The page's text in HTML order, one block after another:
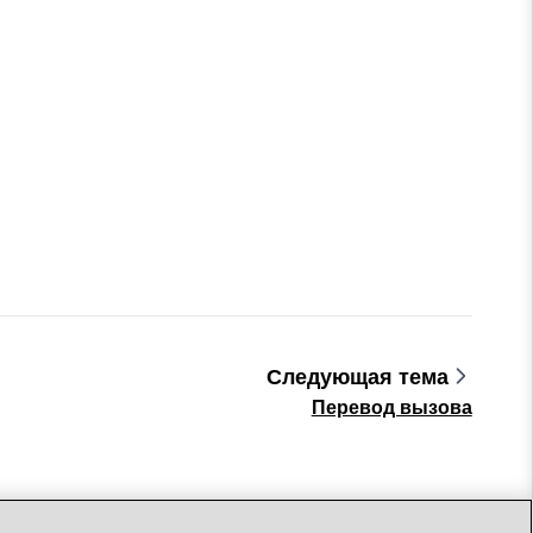
Следующая тема
Перевод вызова